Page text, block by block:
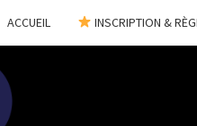
ACCUEIL INSCRIPTION &